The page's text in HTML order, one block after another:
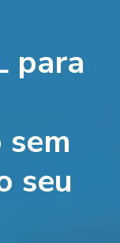
para
seu